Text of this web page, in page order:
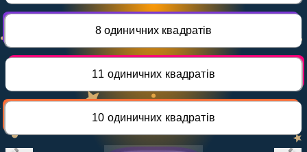
Invite a Friend
Select curriculum
8 одиничних квадратів
11 одиничних квадратів
10 одиничних квадратів